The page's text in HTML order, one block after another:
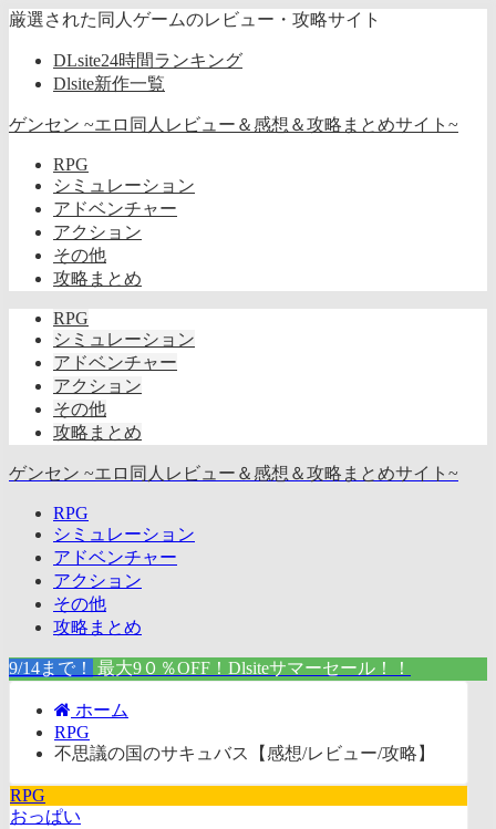
厳選された同人ゲームのレビュー・攻略サイト
DLsite24時間ランキング
Dlsite新作一覧
ゲンセン ~エロ同人レビュー＆感想＆攻略まとめサイト~
RPG
シミュレーション
アドベンチャー
アクション
その他
攻略まとめ
RPG
シミュレーション
アドベンチャー
アクション
その他
攻略まとめ
ゲンセン ~エロ同人レビュー＆感想＆攻略まとめサイト~
RPG
シミュレーション
アドベンチャー
アクション
その他
攻略まとめ
9/14まで！ 最大9０％OFF！Dlsiteサマーセール！！
ホーム
RPG
不思議の国のサキュバス【感想/レビュー/攻略】
RPG
おっぱい